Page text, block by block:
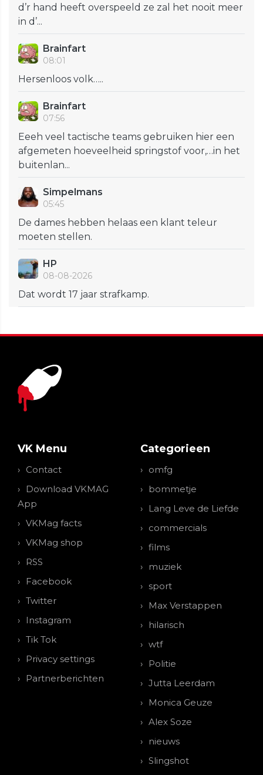
d’r hand heeft overspeeld ze zal het nooit meer
in d’...
Brainfart
08:01
Hersenloos volk…..
Brainfart
07:56
Eeeh veel tactische teams gebruiken hier een
afgemeten hoeveelheid springstof voor,…in het
buitenlan...
Simpelmans
05:45
De dames hebben helaas een klant teleur
moeten stellen.
HP
08-08-2026
Dat wordt 17 jaar strafkamp.
VK Menu
Contact
Download VKMAG
App
VKMag facts
VKMag shop
RSS
Facebook
Twitter
Instagram
Tik Tok
Privacy settings
Partnerberichten
Categorieen
omfg
bommetje
Lang Leve de Liefde
commercials
films
muziek
sport
Max Verstappen
hilarisch
wtf
Politie
Jutta Leerdam
Monica Geuze
Alex Soze
nieuws
Slingshot